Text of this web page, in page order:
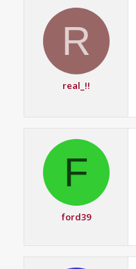
R
real_!!
F
ford39